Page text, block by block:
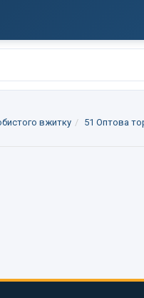
вжитку
51 Оптова